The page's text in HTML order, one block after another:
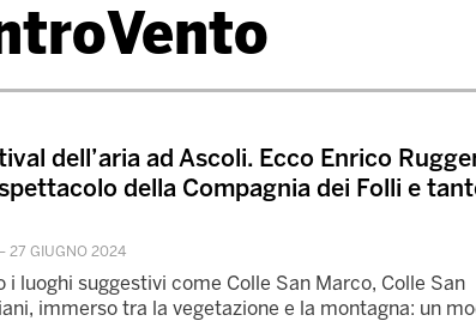
dell’aria ad Ascoli. Ecco Enrico
della Compagnia dei Folli e
27 GIUGNO 2024
i luoghi suggestivi come Colle San Marco, Colle San
immerso tra la vegetazione e la montagna: un